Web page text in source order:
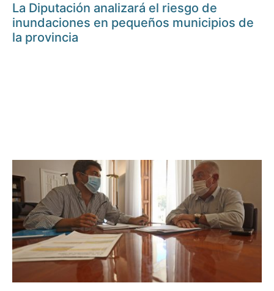
La Diputación analizará el riesgo de
inundaciones en pequeños municipios de
la provincia